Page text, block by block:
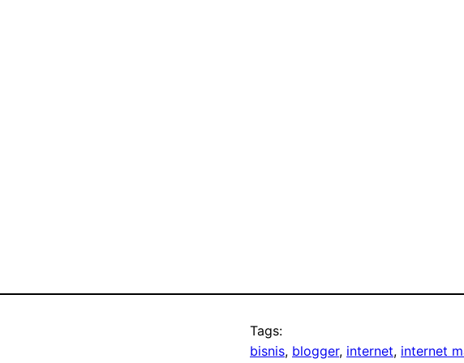
Tags:
bisnis, blogger, internet, internet